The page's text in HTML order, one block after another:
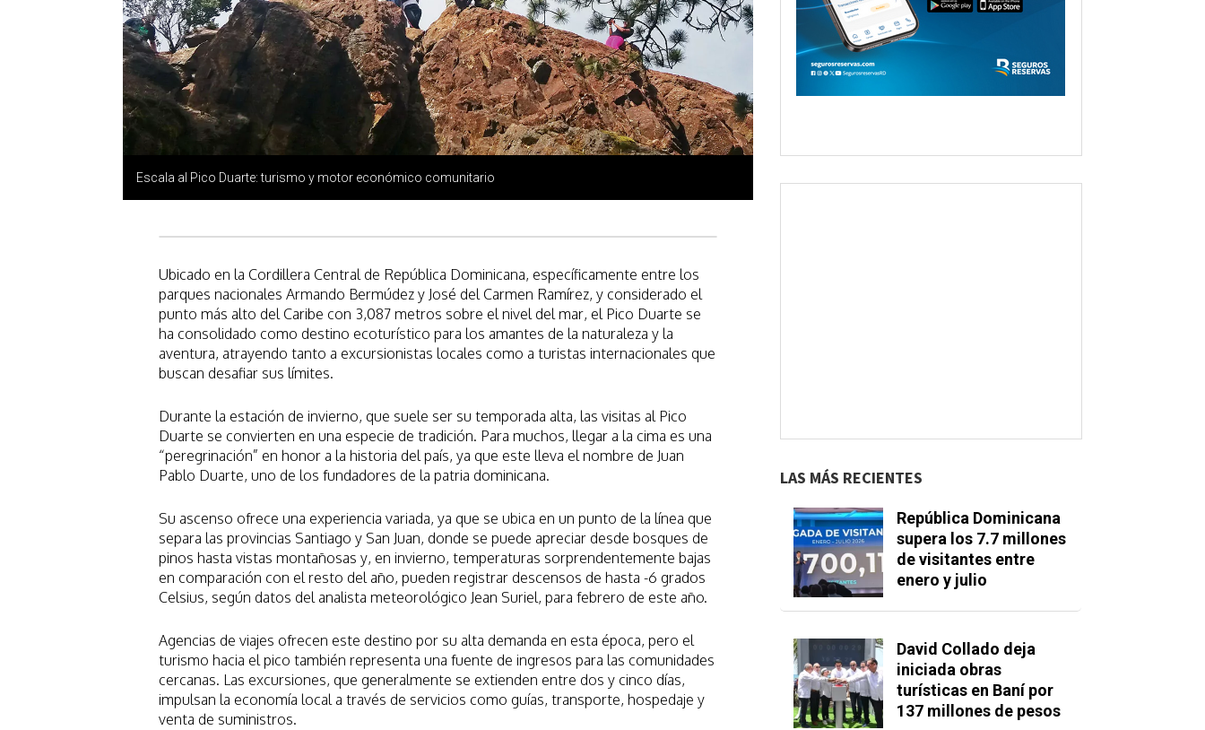
Escala al Pico Duarte: turismo y motor económico comunitario
Ubicado en la Cordillera Central de República Dominicana, específicamente entre los
parques nacionales Armando Bermúdez y José del Carmen Ramírez, y considerado el
punto más alto del Caribe con 3,087 metros sobre el nivel del mar, el Pico Duarte se
ha consolidado como destino ecoturístico para los amantes de la naturaleza y la
aventura, atrayendo tanto a excursionistas locales como a turistas internacionales que
buscan desafiar sus límites.
Durante la estación de invierno, que suele ser su temporada alta, las visitas al Pico
Duarte se convierten en una especie de tradición. Para muchos, llegar a la cima es una
“peregrinación” en honor a la historia del país, ya que este lleva el nombre de Juan
Pablo Duarte, uno de los fundadores de la patria dominicana.
Su ascenso ofrece una experiencia variada, ya que se ubica en un punto de la línea que
separa las provincias Santiago y San Juan, donde se puede apreciar desde bosques de
pinos hasta vistas montañosas y, en invierno, temperaturas sorprendentemente bajas
en comparación con el resto del año, pueden registrar descensos de hasta -6 grados
Celsius, según datos del analista meteorológico Jean Suriel, para febrero de este año.
Agencias de viajes ofrecen este destino por su alta demanda en esta época, pero el
turismo hacia el pico también representa una fuente de ingresos para las comunidades
cercanas. Las excursiones, que generalmente se extienden entre dos y cinco días,
impulsan la economía local a través de servicios como guías, transporte, hospedaje y
venta de suministros.
LAS MÁS RECIENTES
República Dominicana
supera los 7.7 millones
de visitantes entre
enero y julio
David Collado deja
iniciada obras
turísticas en Baní por
137 millones de pesos